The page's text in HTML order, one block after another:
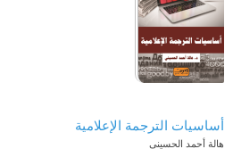
أساسيات الترجمة الإعلامية
هالة أحمد الحسيني